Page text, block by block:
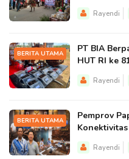
Rayendi
BERITA UTAMA
PT BIA
HUT RI ke
Rayendi
BERITA UTAMA
Pemprov
Rayendi